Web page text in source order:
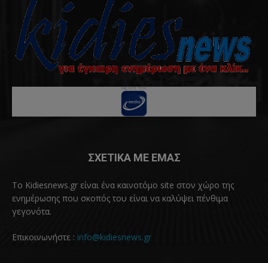
ΣΧΕΤΙΚΑ ΜΕ ΕΜΑΣ
Το Kidiesnews.gr είναι ένα καινοτόμο site στον χώρο της
ενημέρωσης που σκοπός του είναι να καλύψει πένθιμα
γεγονότα.
Επικοινωνήστε : info@kidiesnews.gr